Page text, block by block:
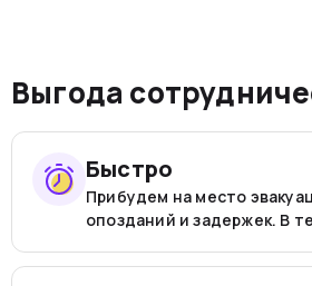
Выгода
Быстро
Прибудем на место
опозданий и задержек. В